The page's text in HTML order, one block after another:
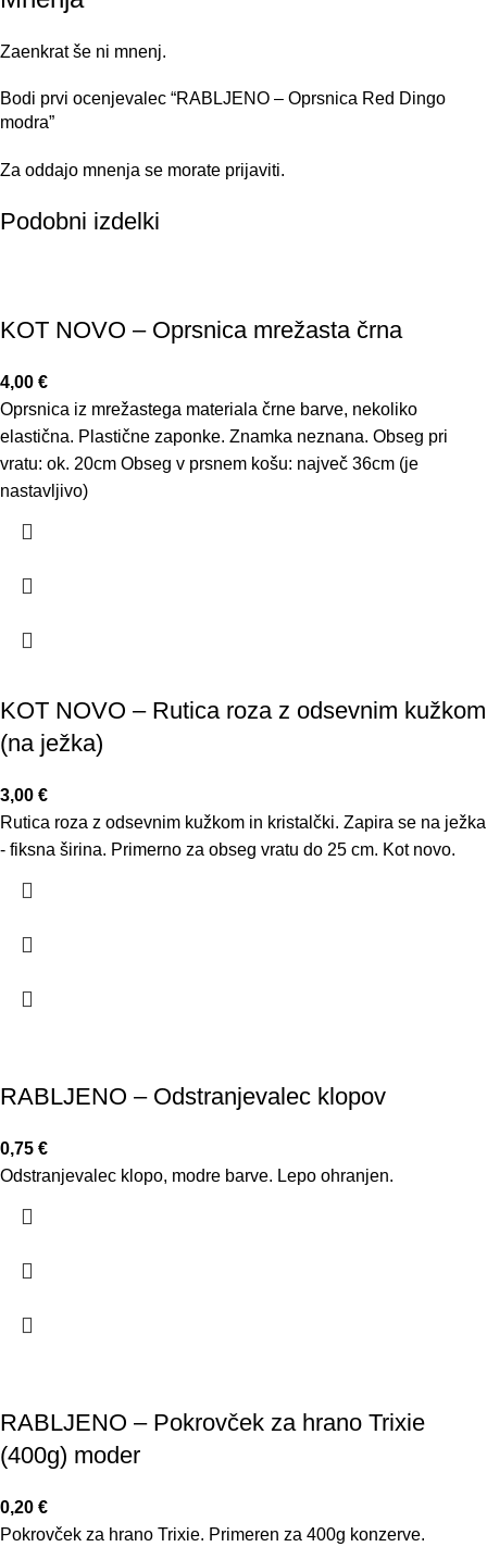
Zaenkrat še ni mnenj.
Bodi prvi ocenjevalec “RABLJENO – Oprsnica Red Dingo
modra”
Za oddajo mnenja se morate prijaviti.
Podobni izdelki
KOT NOVO – Oprsnica mrežasta črna
4,00 €
Oprsnica iz mrežastega materiala črne barve, nekoliko
elastična. Plastične zaponke. Znamka neznana. Obseg pri
vratu: ok. 20cm Obseg v prsnem košu: največ 36cm (je
nastavljivo)
KOT NOVO – Rutica roza z odsevnim kužkom
(na ježka)
3,00 €
Rutica roza z odsevnim kužkom in kristalčki. Zapira se na ježka
- fiksna širina. Primerno za obseg vratu do 25 cm. Kot novo.
RABLJENO – Odstranjevalec klopov
0,75 €
Odstranjevalec klopo, modre barve. Lepo ohranjen.
RABLJENO – Pokrovček za hrano Trixie
(400g) moder
0,20 €
Pokrovček za hrano Trixie. Primeren za 400g konzerve.